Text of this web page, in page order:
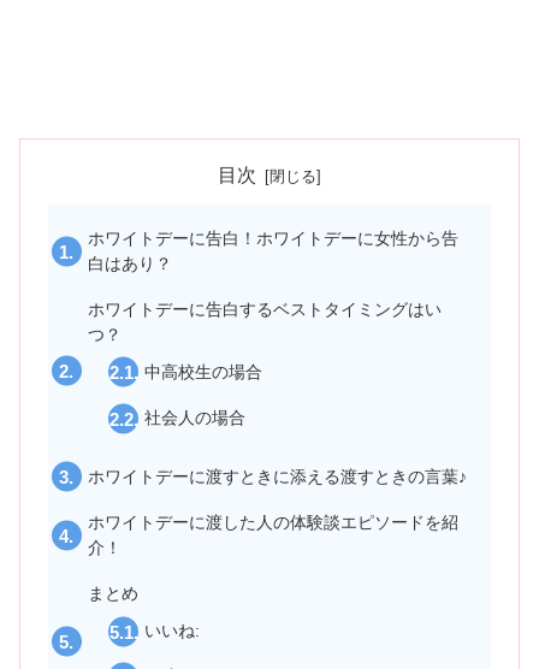
目次
ホワイトデーに告白！ホワイトデーに女性から告
白はあり？
ホワイトデーに告白するベストタイミングはい
つ？
中高校生の場合
社会人の場合
ホワイトデーに渡すときに添える渡すときの言葉♪
ホワイトデーに渡した人の体験談エピソードを紹
介！
まとめ
いいね: